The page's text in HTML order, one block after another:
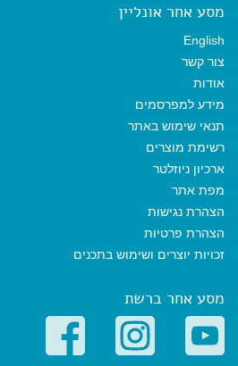
מסע אחר אונליין
English
צור קשר
אודות
מידע למפרסמים
תנאי שימוש באתר
רשימת מוצרים
ארכיון ניוזלטר
מפת אתר
הצהרת נגישות
הצהרת פרטיות
זכויות יוצרים ושימוש בתכנים
מסע אחר ברשת